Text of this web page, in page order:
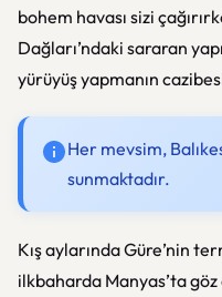
bohem havası sizi
Dağları’ndaki sararan
yürüyüş yapmanın
Her mevsim,
sunmaktadır.
Kış aylarında Güre’nin
ilkbaharda Manyas’ta göz